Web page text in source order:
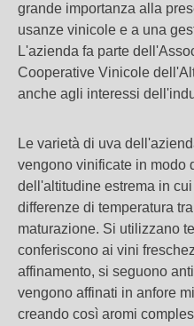
grande importanza alla
usanze vinicole e a una
L'azienda fa parte
Cooperative Vinicole
anche agli interessi
Le varietà di uva
vengono vinificate in modo
dell'altitudine estrema in
differenze di temperatura
maturazione. Si utilizzano
conferiscono ai vini
affinamento, si seguono
vengono affinati in anfore
creando così aromi